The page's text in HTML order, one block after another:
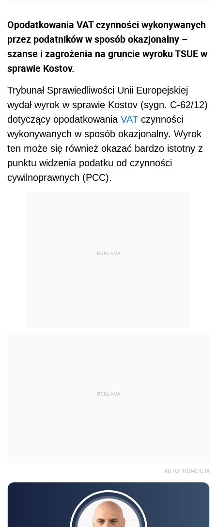
Opodatkowania VAT czynności wykonywanych
przez podatników w sposób okazjonalny –
szanse i zagrożenia na gruncie wyroku TSUE w
sprawie Kostov.
Trybunał Sprawiedliwości Unii Europejskiej
wydał wyrok w sprawie Kostov (sygn. C-62/12)
dotyczący opodatkowania VAT czynności
wykonywanych w sposób okazjonalny. Wyrok
ten może się również okazać bardzo istotny z
punktu widzenia podatku od czynności
cywilnoprawnych (PCC).
REKLAMA
SZKOLENIE ONLINE
Akademia podatków 2026/2027 –